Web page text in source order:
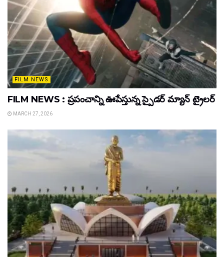
FILM NEWS
FILM NEWS : ప్రపంచాన్ని ఊపేస్తున్న స్పైడర్ మ్యాన్ ట్రైలర్
MARCH 27, 2026